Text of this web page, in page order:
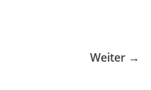
Weiter →